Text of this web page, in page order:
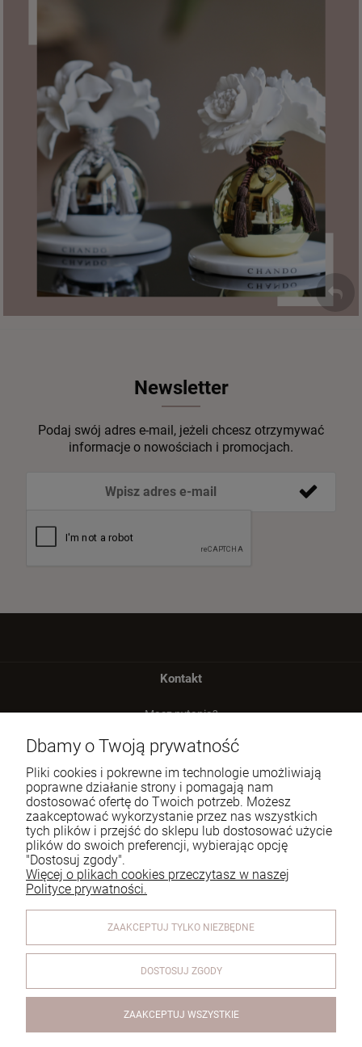
Newsletter
Podaj swój adres e-mail, jeżeli chcesz otrzymywać
informacje o nowościach i promocjach.
Kontakt
Masz pytania?
E-mail: zamowienia@homeperfume.pl
Pomoc
Reklamacje i zwroty
O firmie
Dbamy o Twoją prywatność
Pliki cookies i pokrewne im technologie umożliwiają
poprawne działanie strony i pomagają nam
dostosować ofertę do Twoich potrzeb. Możesz
zaakceptować wykorzystanie przez nas wszystkich
tych plików i przejść do sklepu lub dostosować użycie
plików do swoich preferencji, wybierając opcję
"Dostosuj zgody".
Więcej o plikach cookies przeczytasz w naszej
Polityce prywatności.
ZAAKCEPTUJ TYLKO NIEZBĘDNE
DOSTOSUJ ZGODY
ZAAKCEPTUJ WSZYSTKIE